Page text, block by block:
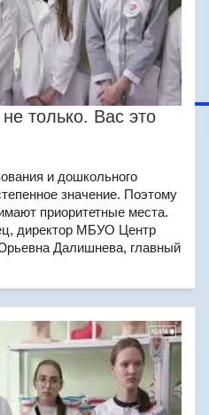
только. Вас это
и дошкольного
значение. Поэтому
приоритетные места.
директор МБУО Центр
Далишнева, главный